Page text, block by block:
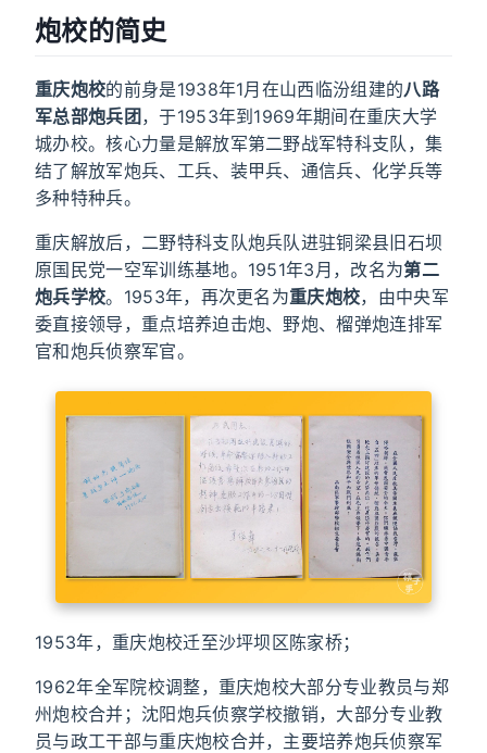
炮校的简史
重庆炮校的前身是1938年1月在山西临汾组建的八路
军总部炮兵团 ，于1953年到1969年期间在重庆大学
城办校。核心力量是解放军第二野战军特科支队，集
结了解放军炮兵、工兵、装甲兵、通信兵、化学兵等
多种特种兵。
重庆解放后，二野特科支队炮兵队进驻铜梁县旧石坝
原国民党一空军训练基地。1951年3月，改名为第二
炮兵学校。1953年，再次更名为重庆炮校，由中央军
委直接领导，重点培养迫击炮、野炮、榴弹炮连排军
官和炮兵侦察军官。
1953年，重庆炮校迁至沙坪坝区陈家桥；
1962年全军院校调整，重庆炮校大部分专业教员与郑
州炮校合并；沈阳炮兵侦察学校撤销，大部分专业教
员与政工干部与重庆炮校合并，主要培养炮兵侦察军